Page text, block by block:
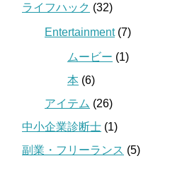
ライフハック (32)
Entertainment(7)
ムービー (1)
本 (6)
アイテム (26)
中小企業診断士 (1)
副業・フリーランス (5)